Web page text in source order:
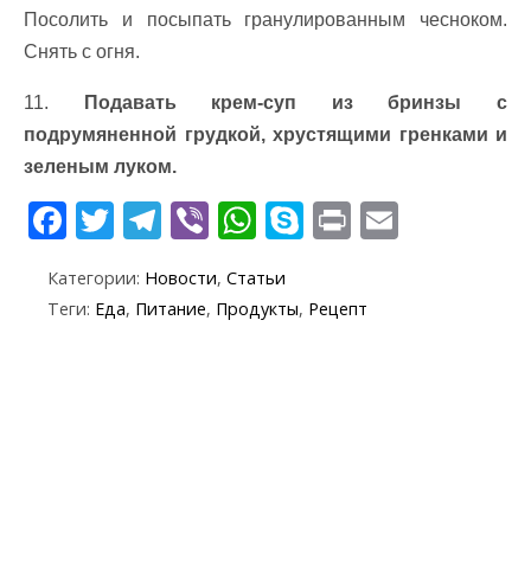
Посолить и посыпать гранулированным чесноком.
Снять с огня.
11.
Подавать крем-суп из бринзы с
подрумяненной грудкой, хрустящими гренками и
зеленым луком.
F
e
T
itt
er
T
e
Vi
er
W
at
s
S
y
Pr
t
Категории: Новости, Статьи
Теги: Еда, Питание, Продукты, Рецепт